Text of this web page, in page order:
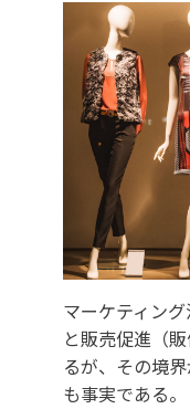
マーケティング
と販売促進（
るが、その境
も事実である。